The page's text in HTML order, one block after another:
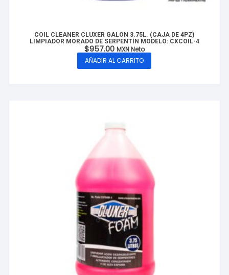
COIL CLEANER CLUXER GALÓN 3.75L. (CAJA DE 4PZ)
LIMPIADOR MORADO DE SERPENTÍN MODELO: CXCOIL-4
$957.00 MXN Neto
AÑADIR AL CARRITO